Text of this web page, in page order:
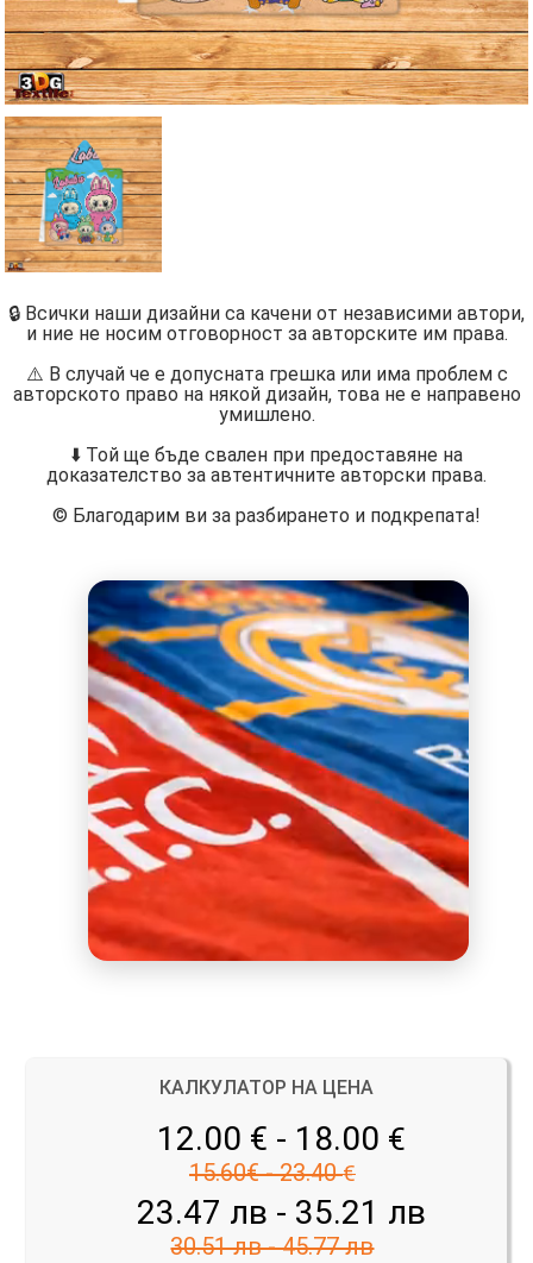
🔒 Всички наши дизайни са качени от независими автори,
и ние не носим отговорност за авторските им права.
⚠️ В случай че е допусната грешка или има проблем с
авторското право на някой дизайн, това не е направено
умишлено.
⬇️ Той ще бъде свален при предоставяне на
доказателство за автентичните авторски права.
©️ Благодарим ви за разбирането и подкрепата!
КАЛКУЛАТОР НА ЦЕНА
12.00 € - 18.00 €
15.60€ - 23.40 €
23.47 лв - 35.21 лв
30.51 лв - 45.77 лв